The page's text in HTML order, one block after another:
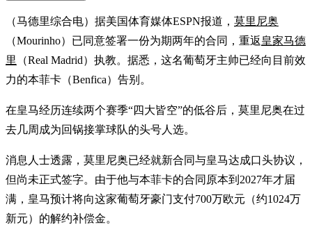
（马德里综合电）据美国体育媒体ESPN报道， 莫里尼奥
（Mourinho）已同意签署一份为期两年的合同，重返皇家马德
里
（Real Madrid）执教。据悉，这名葡萄牙主帅已经向目前效
力的本菲卡（Benfica）告别。
在皇马经历连续两个赛季“四大皆空”的低谷后，莫里尼奥在过
去几周成为回锅接掌球队的头号人选。
消息人士透露，莫里尼奥已经就新合同与皇马达成口头协议，
但尚未正式签字。由于他与本菲卡的合同原本到2027年才届
满，皇马预计将向这家葡萄牙豪门支付700万欧元（约1024万
新元）的解约补偿金。